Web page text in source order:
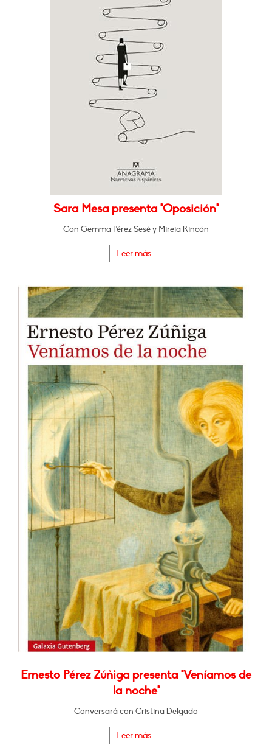
Sara Mesa presenta "Oposición"
Con Gemma Pérez Sesé y Mireia Rincón
Leer más...
Ernesto Pérez Zúñiga presenta "Veníamos de
la noche"
Conversará con Cristina Delgado
Leer más...